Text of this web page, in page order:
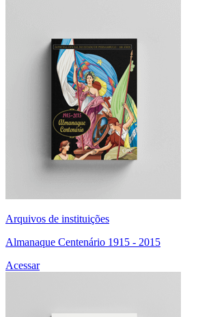
Arquivos de instituições
Almanaque Centenário 1915 - 2015
Acessar